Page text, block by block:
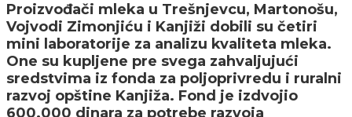
Proizvođači mleka u Trešnjevcu, Martonošu,
Vojvodi Zimonjiću i Kanjiži dobili su četiri
mini laboratorije za analizu kvaliteta mleka.
One su kupljene pre svega zahvaljujući
sredstvima iz fonda za poljoprivredu i ruralni
razvoj opštine Kanjiža. Fond je izdvojio
600.000 dinara za potrebe razvoja